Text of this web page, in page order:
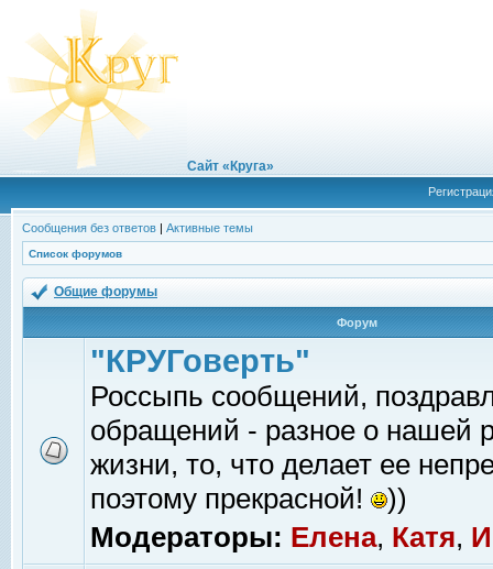
Сайт «Круга»
Сообщения без ответов | Активные темы
Список форумов
Общие форумы
Форум
"КРУГоверть"
Россыпь сообщений,
обращений - разное о нашей
жизни, то, что делает ее
поэтому прекрасной!
))
Модераторы: Елена, Катя,